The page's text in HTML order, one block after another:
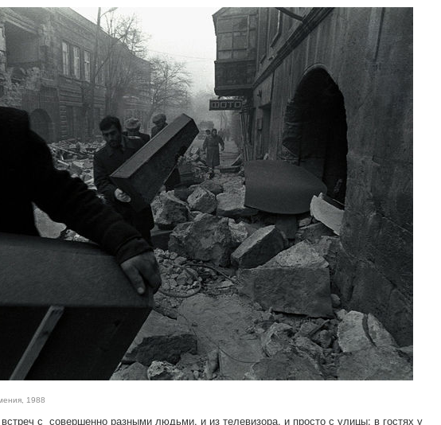
1988
с совершенно разными людьми, и из телевизора, и просто с улицы; в гостях у